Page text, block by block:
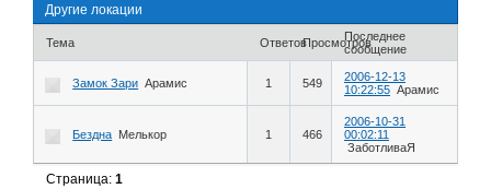
Другие локации
Тема ОтветовПросмотровПоследнее
сообщение
Замок Зари Арамис 1 549
2006-12-13
10:22:55 Арамис
Бездна Мелькор 1 466
2006-10-31
00:02:11
ЗаботливаЯ
Страница:1